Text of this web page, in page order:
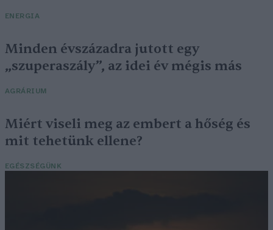
ENERGIA
Minden évszázadra jutott egy
„szuperaszály”, az idei év mégis más
AGRÁRIUM
Miért viseli meg az embert a hőség és
mit tehetünk ellene?
EGÉSZSÉGÜNK